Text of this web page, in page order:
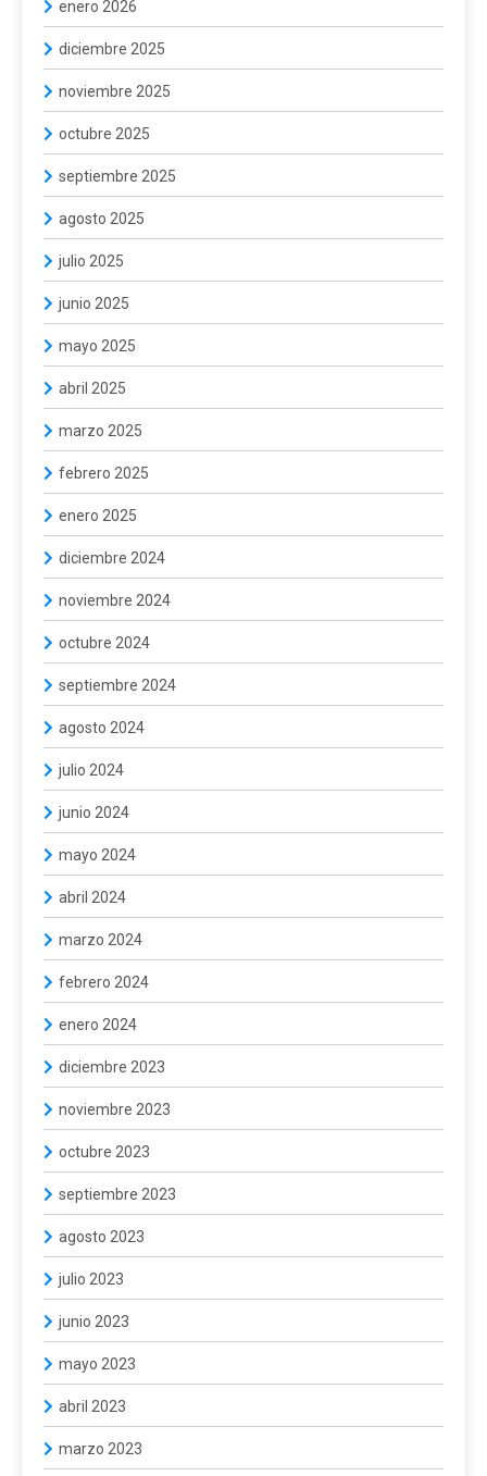
enero 2026
diciembre 2025
noviembre 2025
octubre 2025
septiembre 2025
agosto 2025
julio 2025
junio 2025
mayo 2025
abril 2025
marzo 2025
febrero 2025
enero 2025
diciembre 2024
noviembre 2024
octubre 2024
septiembre 2024
agosto 2024
julio 2024
junio 2024
mayo 2024
abril 2024
marzo 2024
febrero 2024
enero 2024
diciembre 2023
noviembre 2023
octubre 2023
septiembre 2023
agosto 2023
julio 2023
junio 2023
mayo 2023
abril 2023
marzo 2023